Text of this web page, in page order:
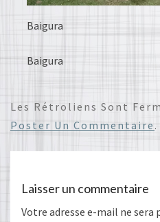
Baigura
Baigura
Les Rétroliens Sont
Poster Un Commentaire .
Laisser un commentaire
Votre adresse e-mail ne sera